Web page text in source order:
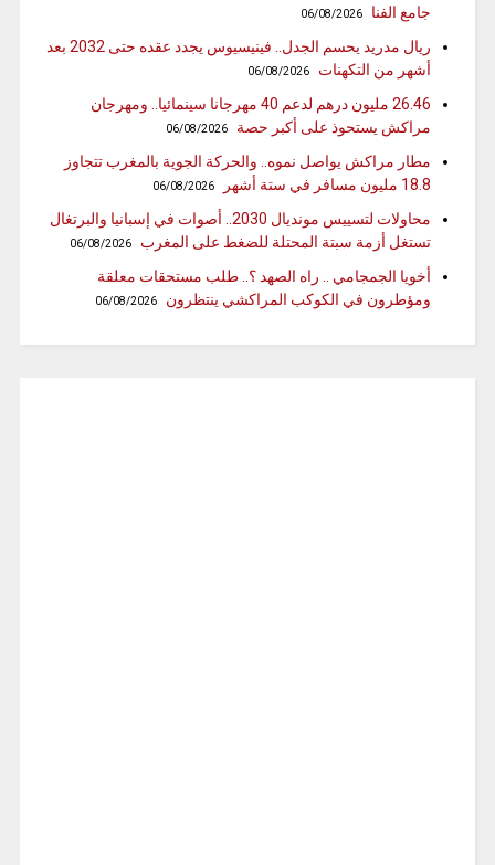
جامع الفنا 06/08/2026
ريال مدريد يحسم الجدل.. فينيسيوس يجدد عقده حتى 2032 بعد
أشهر من التكهنات
06/08/2026
26.46 مليون درهم لدعم 40 مهرجانا سينمائيا.. ومهرجان
مراكش يستحوذ على أكبر حصة
06/08/2026
مطار مراكش يواصل نموه.. والحركة الجوية بالمغرب تتجاوز
18.8 مليون مسافر في ستة أشهر
06/08/2026
محاولات لتسييس مونديال 2030.. أصوات في إسبانيا والبرتغال
تستغل أزمة سبتة المحتلة للضغط على المغرب
06/08/2026
أخويا الجمجامي .. راه الصهد ؟.. طلب مستحقات معلقة
ومؤطرون في الكوكب المراكشي ينتظرون
06/08/2026